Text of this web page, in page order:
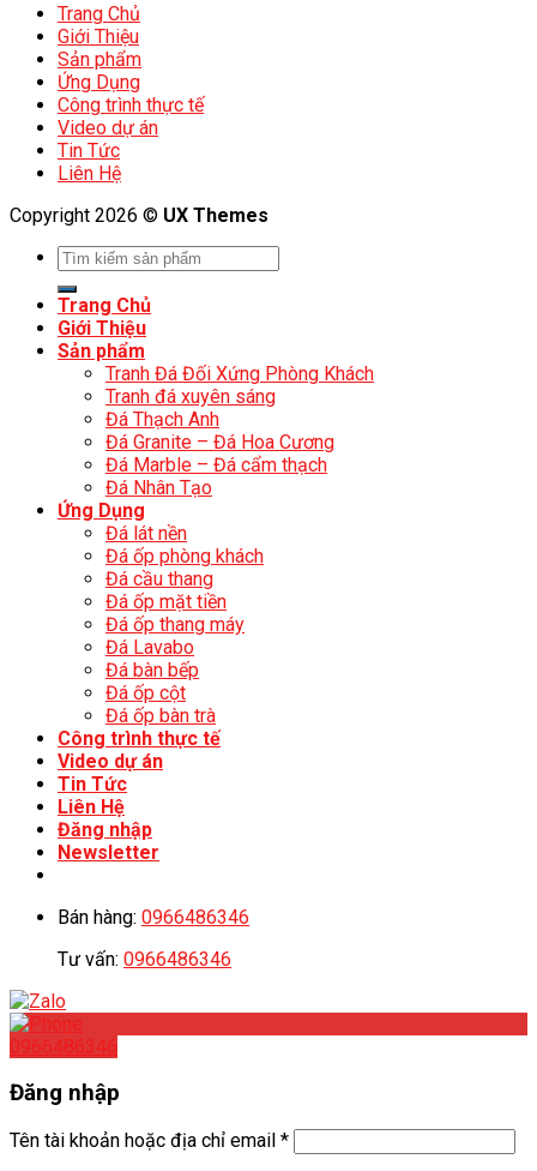
Trang Chủ
Giới Thiệu
Sản phẩm
Ứng Dụng
Công trình thực tế
Video dự án
Tin Tức
Liên Hệ
Copyright 2026 © UX Themes
Trang Chủ
Giới Thiệu
Sản phẩm
Tranh Đá Đối Xứng Phòng Khách
Tranh đá xuyên sáng
Đá Thạch Anh
Đá Granite – Đá Hoa Cương
Đá Marble – Đá cẩm thạch
Đá Nhân Tạo
Ứng Dụng
Đá lát nền
Đá ốp phòng khách
Đá cầu thang
Đá ốp mặt tiền
Đá ốp thang máy
Đá Lavabo
Đá bàn bếp
Đá ốp cột
Đá ốp bàn trà
Công trình thực tế
Video dự án
Tin Tức
Liên Hệ
Đăng nhập
Newsletter
Bán hàng: 0966486346
Tư vấn: 0966486346
0966486346
Đăng nhập
Tên tài khoản hoặc địa chỉ email *